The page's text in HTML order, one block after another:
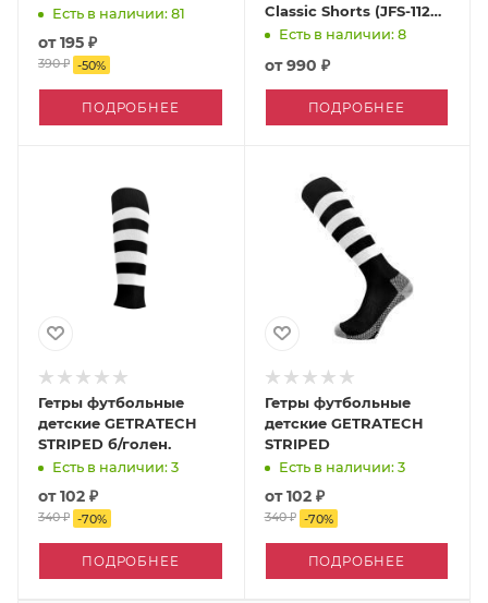
Есть в наличии: 81
от195 ₽
390 ₽ -50%
ПОДРОБНЕЕ
Classic Shorts (JFS-1120-
K)Есть в наличии: 8
от990 ₽
ПОДРОБНЕЕ
Гетры футбольные
детские GETRATECH
STRIPED б/голен.
Есть в наличии: 3
от102 ₽
340 ₽ -70%
ПОДРОБНЕЕ
Гетры футбольные
детские GETRATECH
STRIPED
Есть в наличии: 3
от102 ₽
340 ₽ -70%
ПОДРОБНЕЕ